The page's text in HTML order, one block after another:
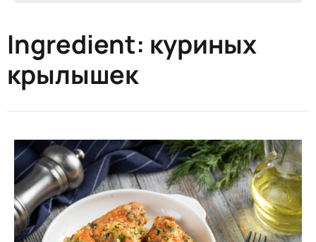
Ingredient: куриных
крылышек